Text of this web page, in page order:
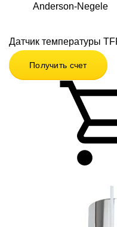
Anderson-Negele
Датчик температуры
Получить счет